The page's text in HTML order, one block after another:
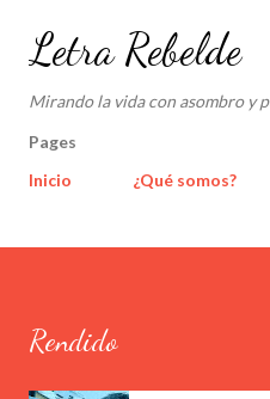
Ir al
Letra Rebelde
Mirando la vida con asombro y
Pages
Inicio
¿Qué somos?
Rendido